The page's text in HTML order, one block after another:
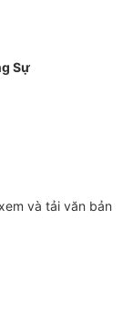
Sự
và tải văn bản